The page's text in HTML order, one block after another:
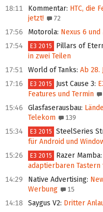
18:11 Kommentar: HTC, die
jetzt!
72
17:56 Motorola: Nexus 6
17:54
E3 2015 Pillars of
in zwei Teilen
17:51
World of Tanks: Ab 28.
17:16 E3 2015 Just Cause 3:
Features und Termin
15:46 Glasfaserausbau:
Telekom
139
15:34 E3 2015 SteelSeries
für Android und
15:26 E3 2015 Razer Mamba:
adaptierbaren Tastern
14:29 Native Advertising:
Werbung
15
14:18 Saygus V2: Dritter